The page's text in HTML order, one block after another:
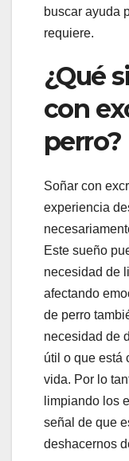
buscar ayuda
requiere.
¿Qué
con
perro?
Soñar con
experiencia
Este sueño
necesidad de
afectando
de perro
necesidad de
útil o que está
vida. Por lo
limpiando los
señal de que
deshacernos